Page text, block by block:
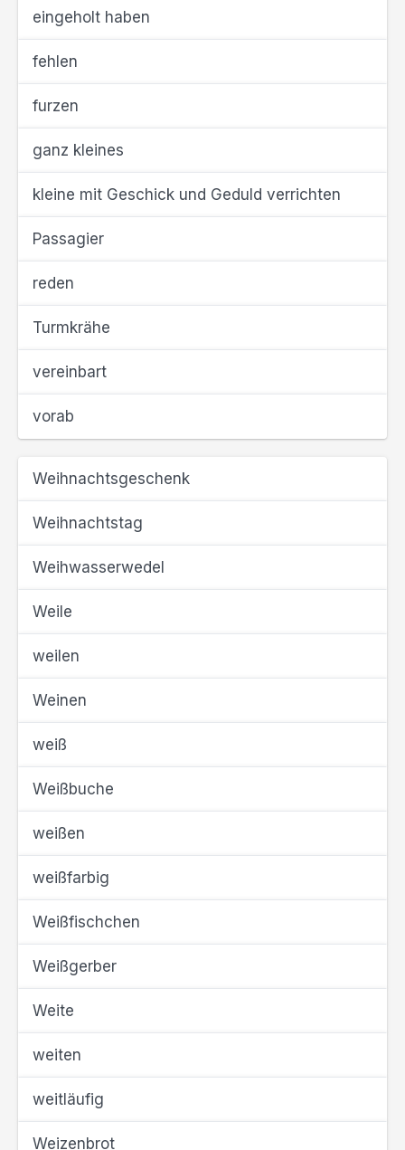
eingeholt haben
fehlen
furzen
ganz kleines
kleine mit Geschick und Geduld verrichten
Passagier
reden
Turmkrähe
vereinbart
vorab
Weihnachtsgeschenk
Weihnachtstag
Weihwasserwedel
Weile
weilen
Weinen
weiß
Weißbuche
weißen
weißfarbig
Weißfischchen
Weißgerber
Weite
weiten
weitläufig
Weizenbrot